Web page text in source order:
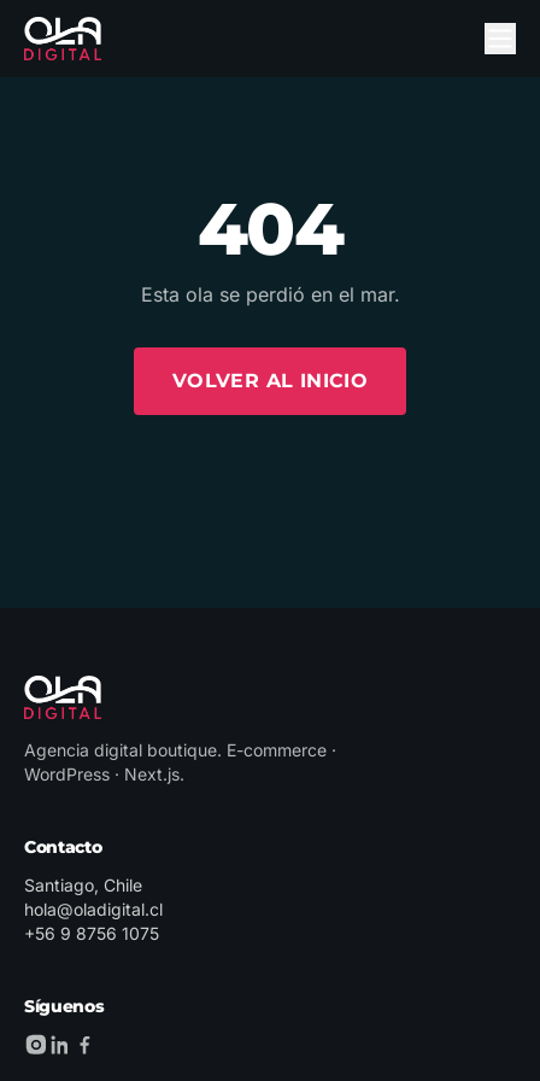
404
Esta ola se perdió en el mar.
VOLVER AL INICIO
Agencia digital boutique. E-commerce ·
WordPress · Next.js.
Contacto
Santiago, Chile
hola@oladigital.cl
+56 9 8756 1075
Síguenos